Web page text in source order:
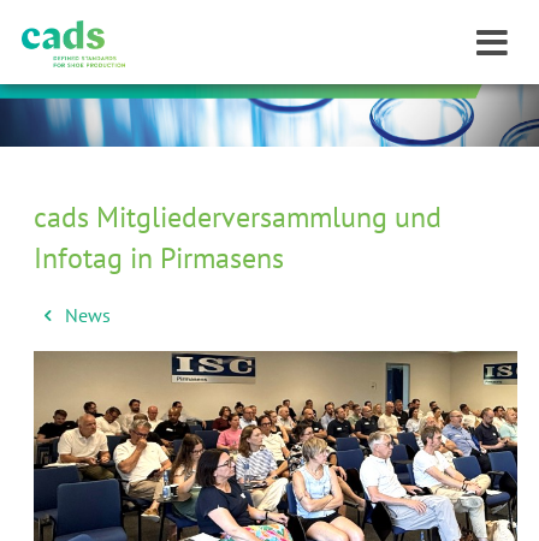
cads Mitgliederversammlung und
Infotag in Pirmasens
News